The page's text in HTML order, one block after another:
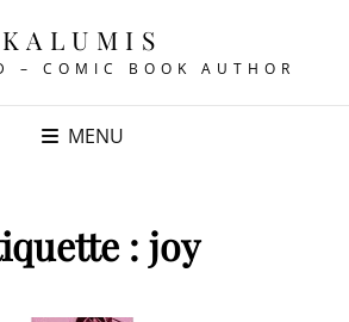
KALUMIS
– COMIC BOOK AUTHOR
MENU
: joy